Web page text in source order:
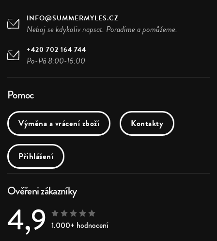
INFO@SUMMERMYLES.CZ
Neboj se kdykoliv napsat. Poradíme a pomůžeme.
+420 702 164 744
Po-Pá 8:00-16:00
Pomoc
Výměna a vrácení zboží Kontakty
Přihlášení
Ověřeni zákazníky
4,9 1.000+ hodnocení